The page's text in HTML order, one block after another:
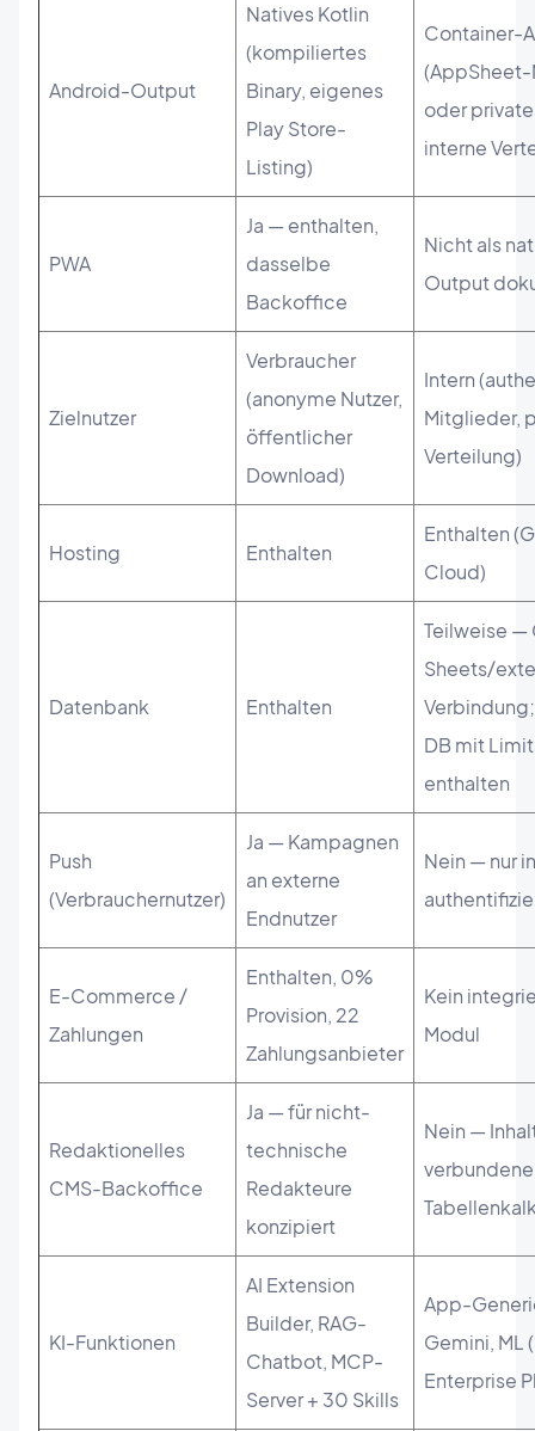
Android-Output
Natives Kotlin
(kompiliertes
Binary, eigenes
Play Store-
Listing)
Container-
(AppSheet-
oder
interne
PWA
Ja — enthalten,
dasselbe
Backoffice
Nicht als
Output
Zielnutzer
Verbraucher
(anonyme Nutzer,
öffentlicher
Download)
Intern
Mitglieder,
Verteilung)
Hosting Enthalten
Enthalten
Cloud)
Datenbank Enthalten
Teilweise —
Sheets/
DB mit
enthalten
Push
(Verbrauchernutzer)
Ja — Kampagnen
an externe
Endnutzer
Nein — nur
E-Commerce /
Zahlungen
Enthalten, 0%
Provision, 22
Zahlungsanbieter
Kein
Modul
Redaktionelles
CMS-Backoffice
Ja — für nicht-
technische
Redakteure
konzipiert
Nein —
KI-Funktionen
AI Extension
Builder, RAG-
Chatbot, MCP-
Server + 30 Skills
App-
Gemini, ML
Enterprise